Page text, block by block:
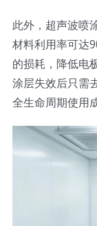
此外，超声波喷
材料利用率可达
的损耗，降低电
涂层失效后只需
全生命周期使用